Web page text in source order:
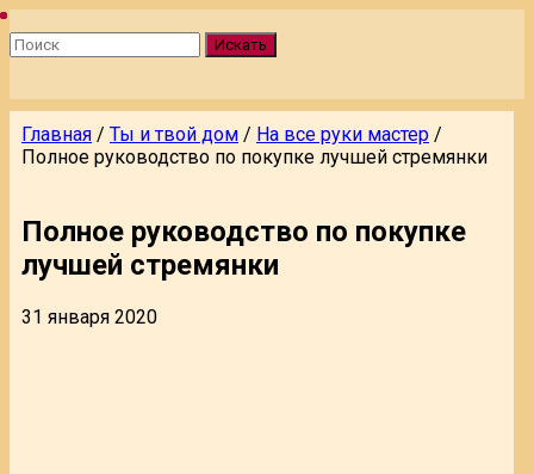
Искать
Главная / Ты и твой дом / На все руки мастер /
Полное руководство по покупке лучшей стремянки
Полное руководство по покупке
лучшей стремянки
31 января 2020